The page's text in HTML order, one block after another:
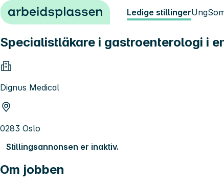
Hopp til innhold Ledige stillingerUng
Specialistläkare i gastroenterologi i
Dignus Medical
0283 Oslo
Stillingsannonsen er inaktiv.
Om jobben